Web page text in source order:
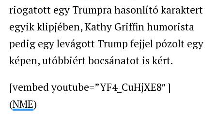
riogatott egy Trumpra hasonlító karaktert
egyik klipjében, Kathy Griffin humorista
pedig egy levágott Trump fejjel pózolt egy
képen, utóbbiért bocsánatot is kért.
[vembed youtube=”YF4_CuHjXE8″ ]
(NME)